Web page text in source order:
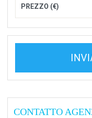
PREZZO (€)
CONTATTO